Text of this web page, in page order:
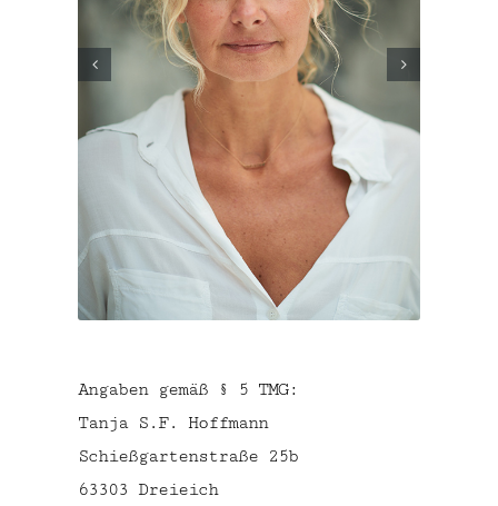
Angaben gemäß § 5 TMG:
Tanja S.F. Hoffmann
Schießgartenstraße 25b
63303 Dreieich